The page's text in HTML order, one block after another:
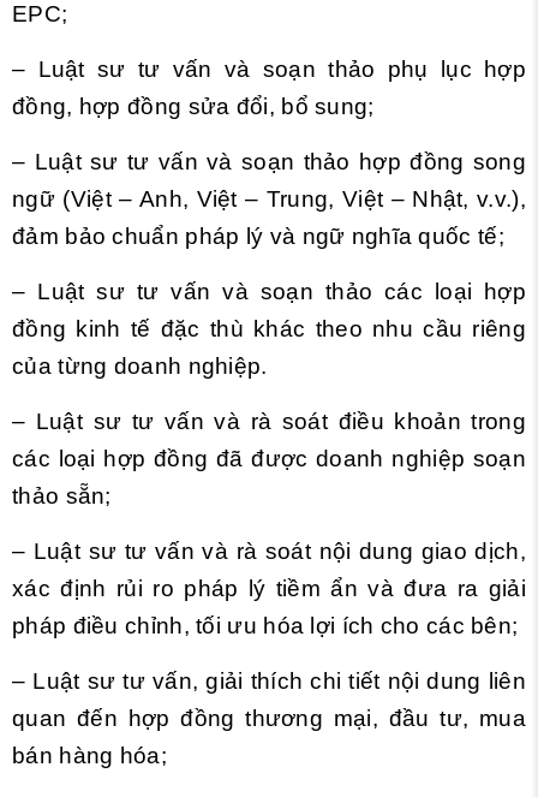
EPC;
– Luật sư tư vấn và soạn thảo phụ lục hợp
đồng, hợp đồng sửa đổi, bổ sung;
– Luật sư tư vấn và soạn thảo hợp đồng song
ngữ (Việt – Anh, Việt – Trung, Việt – Nhật, v.v.),
đảm bảo chuẩn pháp lý và ngữ nghĩa quốc tế;
– Luật sư tư vấn và soạn thảo các loại hợp
đồng kinh tế đặc thù khác theo nhu cầu riêng
của từng doanh nghiệp.
– Luật sư tư vấn và rà soát điều khoản trong
các loại hợp đồng đã được doanh nghiệp soạn
thảo sẵn;
– Luật sư tư vấn và rà soát nội dung giao dịch,
xác định rủi ro pháp lý tiềm ẩn và đưa ra giải
pháp điều chỉnh, tối ưu hóa lợi ích cho các bên;
– Luật sư tư vấn, giải thích chi tiết nội dung liên
quan đến hợp đồng thương mại, đầu tư, mua
bán hàng hóa;